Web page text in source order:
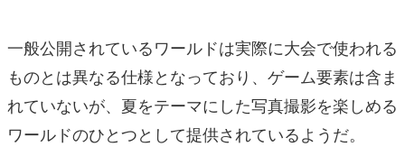
一般公開されているワールドは実際に大会で使われる
ものとは異なる仕様となっており、ゲーム要素は含ま
れていないが、夏をテーマにした写真撮影を楽しめる
ワールドのひとつとして提供されているようだ。